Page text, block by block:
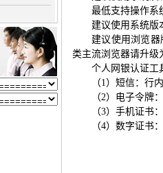
最低支持操作系
建议使用系统版
建议使用浏览器
类主流浏览器请升级
个人网银认证工
（1）短信：行
（2）电子令牌
（3）手机证书
（4）数字证书